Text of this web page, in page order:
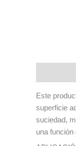
Este
superficie
suciedad,
una